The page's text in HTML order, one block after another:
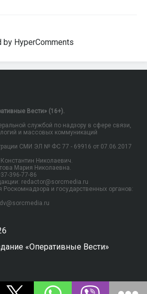
HyperComments
Вести» (16+).
службой по надзору в сфере связи,
и массовых коммуникаций
СМИ ЭЛ № ФС 77 - 69916 от 07.06.2017
Николаевич.
Мария Николаевна.
396-77-86
redactor@sorcmedia.ru
и государственных органов:
«Оперативные Вести»